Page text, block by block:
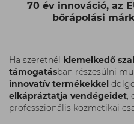
70 év innováció, az
bőrápolási
Ha szeretnél kiemelkedő
támogatásban részesülni
innovatív termékekkel
elkápráztatja vendégeidet,
professzionális kozmetikai